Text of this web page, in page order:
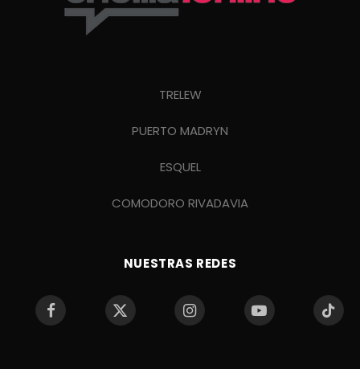
TRELEW
PUERTO MADRYN
ESQUEL
COMODORO RIVADAVIA
NUESTRAS REDES
Facebook
X
Instagram YouTube